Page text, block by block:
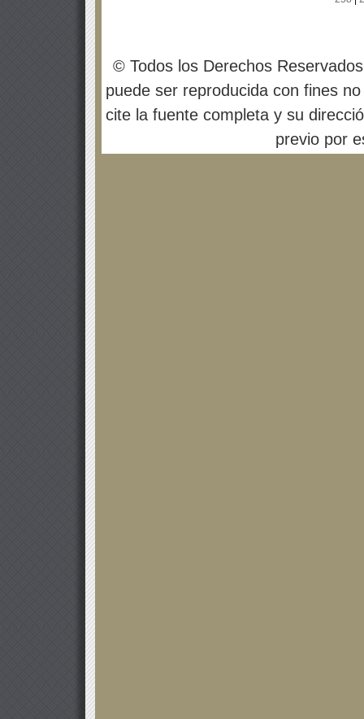
© Todos los Derechos
puede ser reproducida con fines
cite la fuente completa y su
previo por